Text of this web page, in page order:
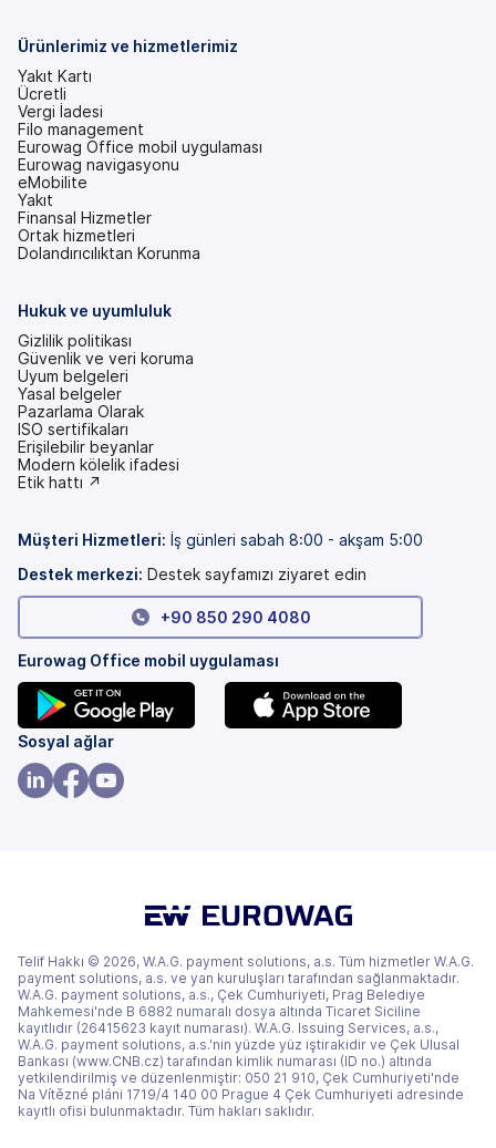
Ürünlerimiz ve hizmetlerimiz
Yakıt Kartı
Ücretli
Vergi İadesi
Filo management
Eurowag Office mobil uygulaması
Eurowag navigasyonu
eMobilite
Yakıt
Finansal Hizmetler
Ortak hizmetleri
Dolandırıcılıktan Korunma
Hukuk ve uyumluluk
Gizlilik politikası
Güvenlik ve veri koruma
Uyum belgeleri
Yasal belgeler
Pazarlama Olarak
ISO sertifikaları
Erişilebilir beyanlar
(yeni
bir
Modern kölelik ifadesi
(yeni
Etik hattı ↗
Müşteri Hizmetleri: İş günleri sabah 8:00 - akşam 5:00
Destek merkezi: Destek sayfamızı ziyaret edin
+90 850 290 4080
Eurowag Office mobil uygulaması
(yeni
bir
sekmede)
Sosyal ağlar
Telif Hakkı © 2026, W.A.G. payment solutions, a.s. Tüm hizmetler W.A.G.
payment solutions, a.s. ve yan kuruluşları tarafından sağlanmaktadır.
W.A.G. payment solutions, a.s., Çek Cumhuriyeti, Prag Belediye
Mahkemesi'nde B 6882 numaralı dosya altında Ticaret Siciline
kayıtlıdır (26415623 kayıt numarası). W.A.G. Issuing Services, a.s.,
W.A.G. payment solutions, a.s.'nin yüzde yüz iştirakidir ve Çek Ulusal
Bankası (www.CNB.cz) tarafından kimlik numarası (ID no.) altında
yetkilendirilmiş ve düzenlenmiştir: 050 21 910, Çek Cumhuriyeti'nde
Na Vítězné pláni 1719/4 140 00 Prague 4 Çek Cumhuriyeti adresinde
kayıtlı ofisi bulunmaktadır. Tüm hakları saklıdır.